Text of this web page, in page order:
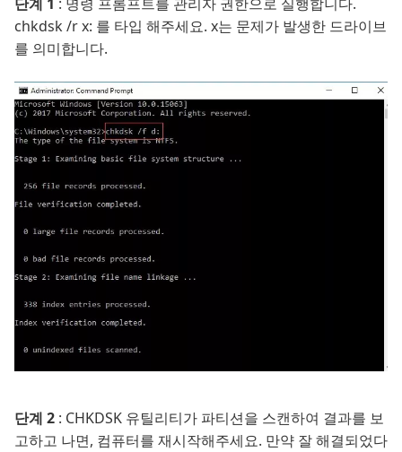
chkdsk /r x: 를 타입 해주세요. x는 문제가 발생한 드라이브
를 의미합니다.
단계 2 : CHKDSK 유틸리티가 파티션을 스캔하여 결과를 보
고하고 나면, 컴퓨터를 재시작해주세요. 만약 잘 해결되었다